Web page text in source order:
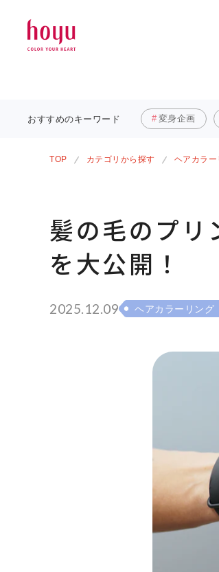
おすすめのキーワード 変身企画
TOP カテゴリから探す ヘアカラー
髪の毛のプリ
を大公開！
2025.12.09 ヘアカラーリング